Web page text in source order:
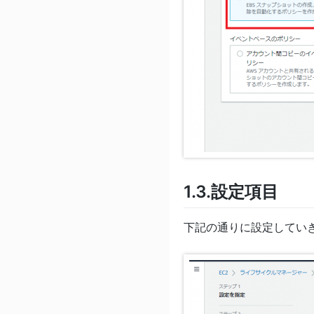
1.3.設定項目
下記の通りに設定してい